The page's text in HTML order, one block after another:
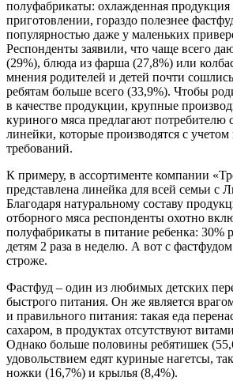
полуфабрикаты: охлажденная продукция
приготовлении, гораздо полезнее
популярностью даже у маленьких
Респонденты заявили, что чаще всего
(29%), блюда из фарша (27,8%) или
мнения родителей и детей почти
ребятам больше всего (33,9%). Чтобы
в качестве продукции, крупные
куриного мяса предлагают потребителю
линейки, которые производятся с
требований.
К примеру, в ассортименте компании
представлена линейка для всей семьи с
Благодаря натуральному составу
отборного мяса респонденты охотно
полуфабрикаты в питание ребенка: 30%
детям 2 раза в неделю. А вот с
строже.
Фастфуд – один из любимых детских
быстрого питания. Он же является
и правильного питания: такая еда
сахаром, в продуктах отсутствуют
Однако больше половины ребятишек
удовольствием едят куриные нагетсы,
ножки (16,7%) и крылья (8,4%).